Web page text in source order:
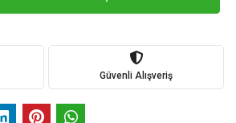
Güvenli Alışveriş